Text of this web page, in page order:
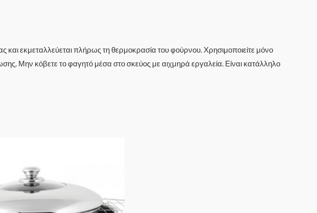
και εκμεταλλεύεται πλήρως τη θερμοκρασία του φούρνου. Χρησιμοποιείτε μόνο
Μην κόβετε το φαγητό μέσα στο σκεύος με αιχμηρά εργαλεία. Είναι κατάλληλο